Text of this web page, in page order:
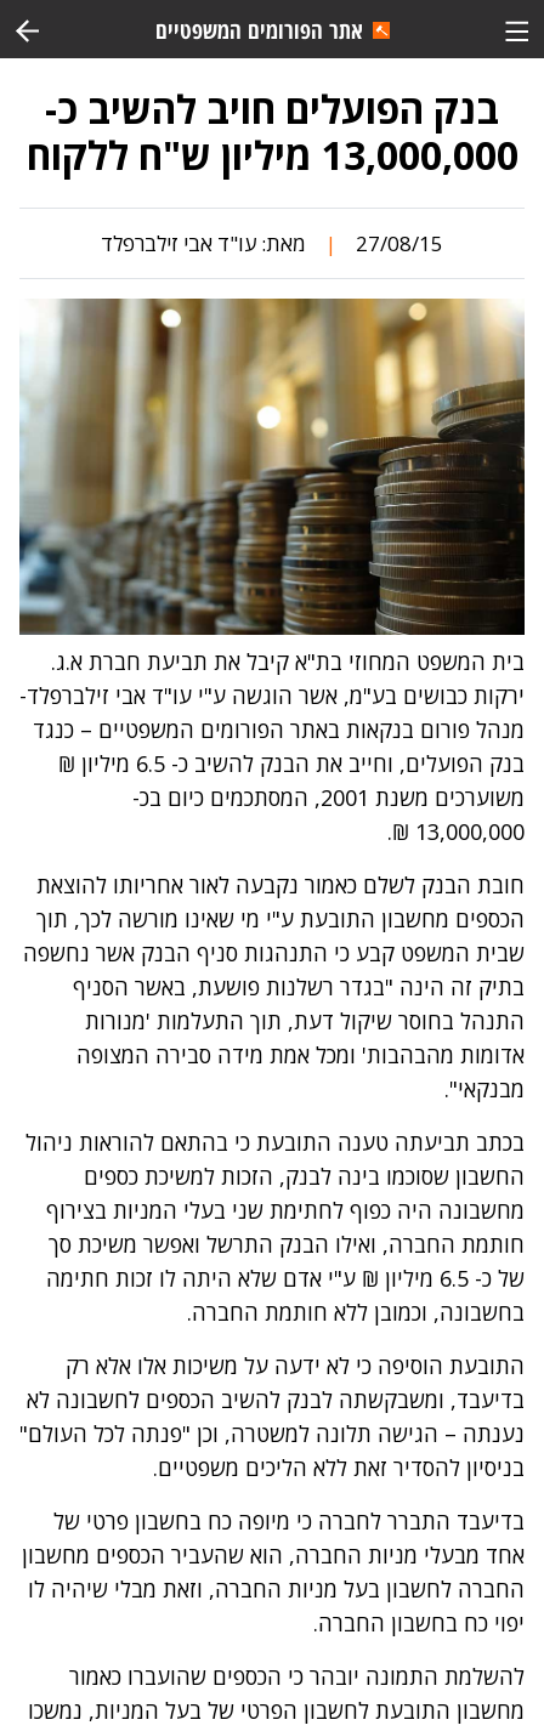
אתר הפורומים המשפטיים
בנק הפועלים חויב להשיב כ-
13,000,000 מיליון ש"ח ללקוח
27/08/15
| מאת: עו"ד אבי זילברפלד
בית המשפט המחוזי בת"א קיבל את תביעת חברת א.ג.
ירקות כבושים בע"מ, אשר הוגשה ע"י עו"ד אבי זילברפלד-
מנהל פורום בנקאות באתר הפורומים המשפטיים – כנגד
בנק הפועלים, וחייב את הבנק להשיב כ- 6.5 מיליון ₪
משוערכים משנת 2001, המסתכמים כיום בכ-
13,000,000 ₪.
חובת הבנק לשלם כאמור נקבעה לאור אחריותו להוצאת
הכספים מחשבון התובעת ע"י מי שאינו מורשה לכך, תוך
שבית המשפט קבע כי התנהגות סניף הבנק אשר נחשפה
בתיק זה הינה "בגדר רשלנות פושעת, באשר הסניף
התנהל בחוסר שיקול דעת, תוך התעלמות 'מנורות
אדומות מהבהבות' ומכל אמת מידה סבירה המצופה
מבנקאי".
בכתב תביעתה טענה התובעת כי בהתאם להוראות ניהול
החשבון שסוכמו בינה לבנק, הזכות למשיכת כספים
מחשבונה היה כפוף לחתימת שני בעלי המניות בצירוף
חותמת החברה, ואילו הבנק התרשל ואפשר משיכת סך
של כ- 6.5 מיליון ₪ ע"י אדם שלא היתה לו זכות חתימה
בחשבונה, וכמובן ללא חותמת החברה.
התובעת הוסיפה כי לא ידעה על משיכות אלו אלא רק
בדיעבד, ומשבקשתה לבנק להשיב הכספים לחשבונה לא
נענתה – הגישה תלונה למשטרה, וכן "פנתה לכל העולם"
בניסיון להסדיר זאת ללא הליכים משפטיים.
בדיעבד התברר לחברה כי מיופה כח בחשבון פרטי של
אחד מבעלי מניות החברה, הוא שהעביר הכספים מחשבון
החברה לחשבון בעל מניות החברה, וזאת מבלי שיהיה לו
יפוי כח בחשבון החברה.
להשלמת התמונה יובהר כי הכספים שהועברו כאמור
מחשבון התובעת לחשבון הפרטי של בעל המניות, נמשכו